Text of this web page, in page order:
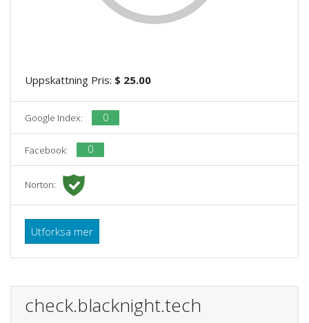
Uppskattning Pris: $ 25.00
Google Index: 0
Facebook: 0
Norton:
Utforksa mer
check.blacknight.tech